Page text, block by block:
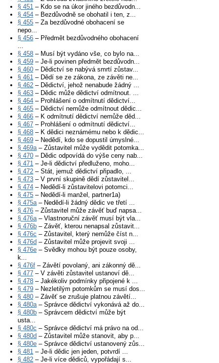
§ 451 – Kdo se na úkor jiného bezdůvodn...
§ 454 – Bezdůvodně se obohatil i ten, z...
§ 455 – Za bezdůvodné obohacení se
nepo...
§ 456 – Předmět bezdůvodného obohacení
...
§ 458 – Musí být vydáno vše, co bylo na...
§ 459 – Je-li povinen předmět bezdůvodn...
§ 460 – Dědictví se nabývá smrtí zůstav...
§ 461 – Dědí se ze zákona, ze závěti ne...
§ 462 – Dědictví, jehož nenabude žádný ...
§ 463 – Dědic může dědictví odmítnout. ...
§ 464 – Prohlášení o odmítnutí dědictví...
§ 465 – Dědictví nemůže odmítnout dědic...
§ 466 – K odmítnutí dědictví nemůže děd...
§ 467 – Prohlášení o odmítnutí dědictví...
§ 468 – K dědici neznámému nebo k dědic...
§ 469 – Nedědí, kdo se dopustil úmyslné...
§ 469a– Zůstavitel může vydědit potomka...
§ 470 – Dědic odpovídá do výše ceny nab...
§ 471 – Je-li dědictví předluženo, moho...
§ 472 – Stát, jemuž dědictví připadlo, ...
§ 473 – V první skupině dědí zůstavitel...
§ 474 – Nedědí-li zůstavitelovi potomci...
§ 475 – Nedědí-li manžel, partner1a)
§ 475a– Nedědí-li žádný dědic ve třetí ...
§ 476 – Zůstavitel může závěť buď napsa...
§ 476a– Vlastnoruční závěť musí být vla...
§ 476b – Závěť, kterou nenapsal zůstavit...
§ 476c – Zůstavitel, který nemůže číst n...
§ 476d – Zůstavitel může projevit svoji ...
§ 476e – Svědky mohou být pouze osoby,
k...
§ 476f – Závětí povolaný, ani zákonný dě...
§ 477 – V závěti zůstavitel ustanoví dě...
§ 478 – Jakékoliv podmínky připojené k ...
§ 479 – Nezletilým potomkům se musí dos...
§ 480 – Závěť se zrušuje platnou závětí...
§ 480a– Správce dědictví vykonává až do...
§ 480b – Správcem dědictví může být
usta...
§ 480c – Správce dědictví má právo na od...
§ 480d – Zůstavitel může stanovit, aby p...
§ 480e – Správce dědictví ustanovený zůs...
§ 481 – Je-li dědic jen jeden, potvrdí ...
§ 482 – Je-li více dědiců, vypořádají s...